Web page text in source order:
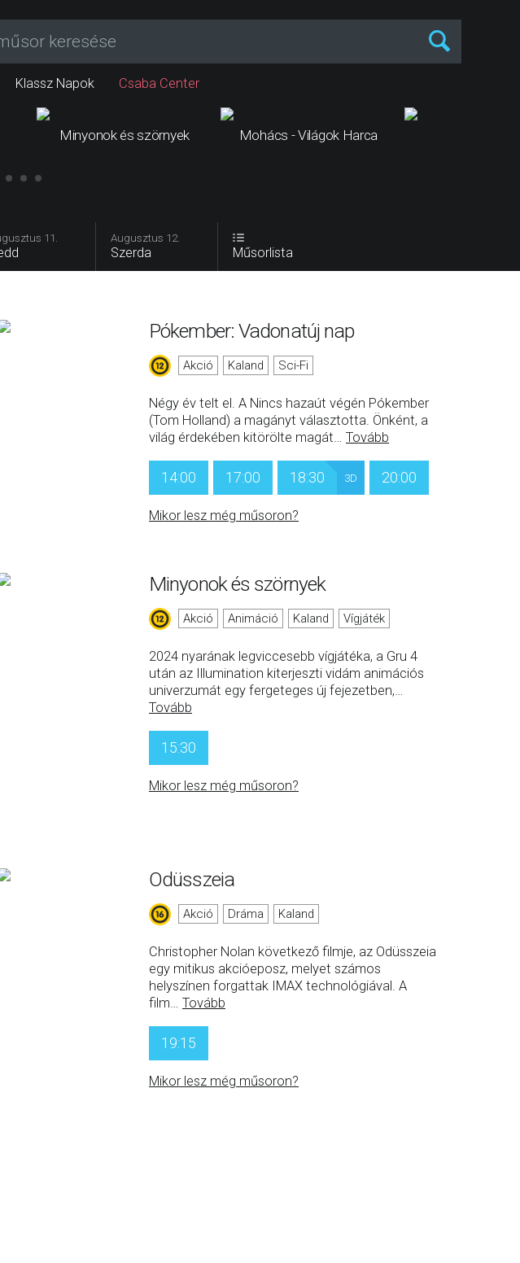
keresése
Klassz Napok Csaba Center
Minyonok és szörnyek Mohács - Világok Harca
11. Augusztus 12.
Szerda Műsorlista
Pókember: Vadonatúj nap
Akció Kaland Sci-Fi
Négy év telt el. A Nincs hazaút végén Pókember
(Tom Holland) a magányt választotta. Önként, a
világ érdekében kitörölte magát… Tovább
14:00 17:00 18:30 3D 20:00
Mikor lesz még műsoron?
Minyonok és szörnyek
Akció Animáció Kaland Vígjáték
2024 nyarának legviccesebb vígjátéka, a Gru 4
után az Illumination kiterjeszti vidám animációs
univerzumát egy fergeteges új fejezetben,…
Tovább
15:30
Mikor lesz még műsoron?
Odüsszeia
Akció Dráma Kaland
Christopher Nolan következő filmje, az Odüsszeia
egy mitikus akcióeposz, melyet számos
helyszínen forgattak IMAX technológiával. A
film… Tovább
19:15
Mikor lesz még műsoron?